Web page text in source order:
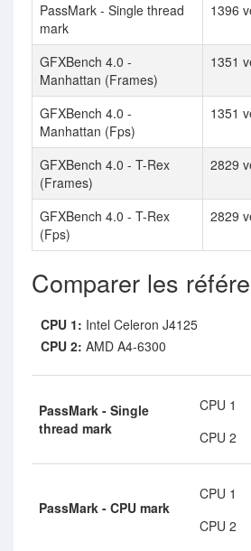
PassMark - Single thread
mark
1396
GFXBench 4.0 -
Manhattan (Frames)
1351
GFXBench 4.0 -
Manhattan (Fps)
1351
GFXBench 4.0 - T-Rex
(Frames)
2829
GFXBench 4.0 - T-Rex
(Fps)
2829
Comparer les
CPU 1: Intel Celeron J4125
CPU 2: AMD A4-6300
PassMark - Single
thread mark
CPU 1
CPU 2
PassMark - CPU mark
CPU 1
CPU 2